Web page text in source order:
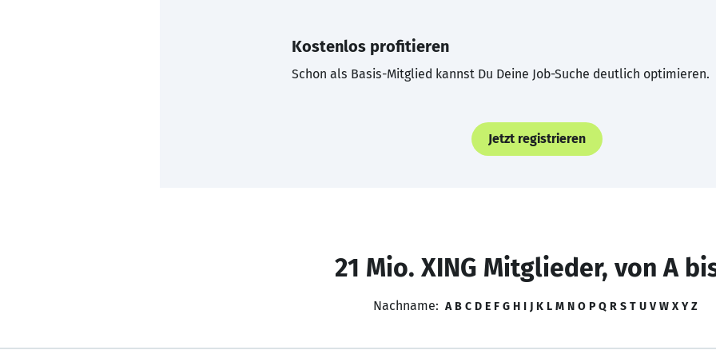
Kostenlos profitieren
Schon als Basis-Mitglied kannst Du Deine Job-Suche deutlich optimieren.
Jetzt registrieren
21 Mio. XING Mitglieder, von A
Nachname: A B C D E F G H I J K L M N O P Q R S T U V W X Y Z